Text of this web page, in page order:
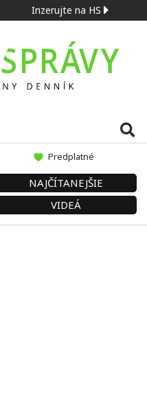
Inzerujte na HS
Predplatné
NAJČÍTANEJŠIE
VIDEÁ